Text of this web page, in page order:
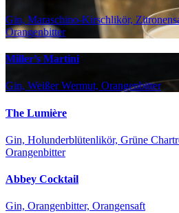
Gin, Maraschino-Kirschlikör,
Orangenbitter
Miller’s Martini
Gin, Weißer Wermut, Orangenbitter
The Lumière
Gin, Holunderblütenlikör, Grüne
Orangenbitter
Abbey Cocktail
Gin, Orangenbitter, Orangensaft